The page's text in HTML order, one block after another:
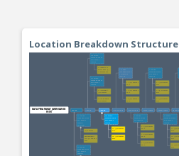
Location Breakdown Structure